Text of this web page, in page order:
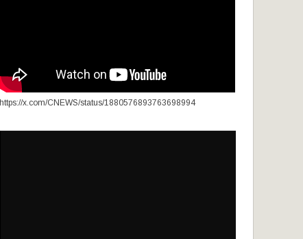
https://x.com/CNEWS/status/1880576893763698994